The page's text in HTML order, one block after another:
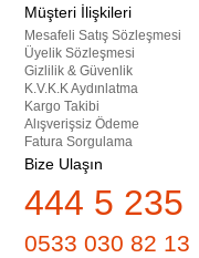
Müşteri İlişkileri
Mesafeli Satış Sözleşmesi
Üyelik Sözleşmesi
Gizlilik & Güvenlik
K.V.K.K Aydınlatma
Kargo Takibi
Alışverişsiz Ödeme
Fatura Sorgulama
Bize Ulaşın
444 5 235
0533 030 82 13